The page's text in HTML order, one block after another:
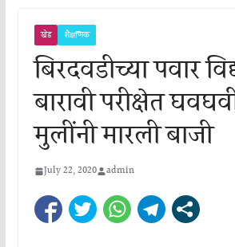
खेड शैक्षणिक
बिरदवडीच्या पवार
बारावी परीक्षेत
मुलींनी मारली बाजी
July 22, 2020 admin